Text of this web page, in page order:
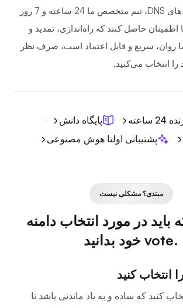
به‌روزرسانی رکوردهای DNS، تیم متخصص ما 24 ساعته و 7 روز
اطمینان حاصل کنند که راه‌اندازی، تمدید و
روان، سریع و قابل اعتماد است، صرف نظر
را انتخاب می‌کنید.
پایگاه دانش
پشتیبانی اولتا هوش مصنوعی
مبتدی؟ مشکلی نیست
باید در مورد انتخاب دامنه
.vote خود بدانید
انتخاب کنید
کنید که ساده و به یاد ماندنی باشد تا